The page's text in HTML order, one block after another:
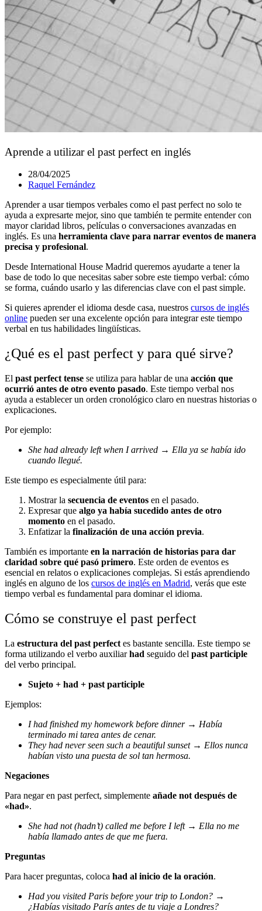
Aprende a utilizar el past perfect en inglés
28/04/2025
Raquel Fernández
Aprender a usar tiempos verbales como el past perfect no solo te
ayuda a expresarte mejor, sino que también te permite entender con
mayor claridad libros, películas o conversaciones avanzadas en
inglés. Es una herramienta clave para narrar eventos de manera
precisa y profesional.
Desde International House Madrid queremos ayudarte a tener la
base de todo lo que necesitas saber sobre este tiempo verbal: cómo
se forma, cuándo usarlo y las diferencias clave con el past simple.
Si quieres aprender el idioma desde casa, nuestros cursos de inglés
online pueden ser una excelente opción para integrar este tiempo
verbal en tus habilidades lingüísticas.
¿Qué es el past perfect y para qué sirve?
El past perfect tense se utiliza para hablar de una acción que
ocurrió antes de otro evento pasado. Este tiempo verbal nos
ayuda a establecer un orden cronológico claro en nuestras historias o
explicaciones.
Por ejemplo:
She had already left when I arrived → Ella ya se había ido
cuando llegué.
Este tiempo es especialmente útil para:
Mostrar la secuencia de eventos en el pasado.
Expresar que algo ya había sucedido antes de otro
momento en el pasado.
Enfatizar la finalización de una acción previa.
También es importante en la narración de historias para dar
claridad sobre qué pasó primero. Este orden de eventos es
esencial en relatos o explicaciones complejas. Si estás aprendiendo
inglés en alguno de los cursos de inglés en Madrid, verás que este
tiempo verbal es fundamental para dominar el idioma.
Cómo se construye el past perfect
La estructura del past perfect es bastante sencilla. Este tiempo se
forma utilizando el verbo auxiliarhad seguido del past participle
del verbo principal.
Sujeto + had + past participle
Ejemplos:
I had finished my homework before dinner → Había
terminado mi tarea antes de cenar.
They had never seen such a beautiful sunset → Ellos nunca
habían visto una puesta de sol tan hermosa.
Negaciones
Para negar en past perfect, simplemente añade not después de
«had».
She had not (hadn’t) called me before I left → Ella no me
había llamado antes de que me fuera.
Preguntas
Para hacer preguntas, coloca had al inicio de la oración.
Had you visited Paris before your trip to London? →
¿Habías visitado París antes de tu viaje a Londres?